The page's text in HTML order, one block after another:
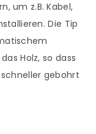
um z.B. Kabel,
Die Tip
Holz, so dass
gebohrt